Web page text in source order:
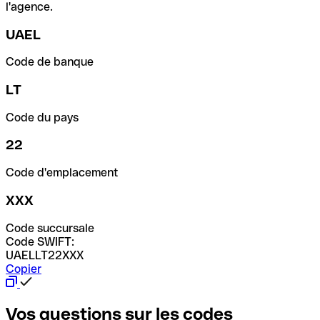
l'agence.
UAEL
Code de banque
LT
Code du pays
22
Code d'emplacement
XXX
Code succursale
Code SWIFT:
UAELLT22XXX
Copier
Vos questions sur les codes